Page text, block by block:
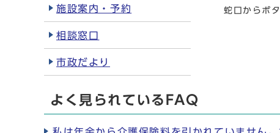
蛇口からポ
施設案内・予約
相談窓口
市政だより
よく見られているFAQ